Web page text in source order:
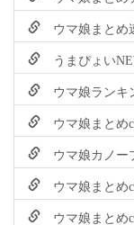
ウマ娘まとめ
うまぴょい
ウマ娘ランキ
ウマ娘まとめ
ウマ娘カノー
ウマ娘まとめ
ウマ娘まとめ